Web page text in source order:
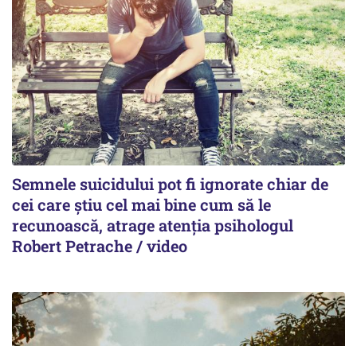
Semnele suicidului pot fi ignorate chiar de
cei care știu cel mai bine cum să le
recunoască, atrage atenția psihologul
Robert Petrache / video